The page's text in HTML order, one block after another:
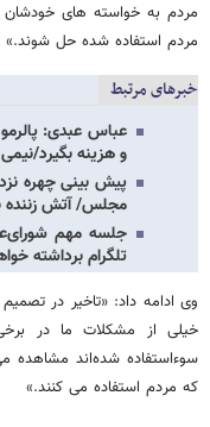
مردم به خواسته های
مردم استفاده شده حل شوند.»
خبرهای مرتبط
عباس عبدی:
و هزینه بگیرد/
پیش بینی چهره
مجلس/ آتش زننده
جلسه مهم
تلگرام برداشته
وی ادامه داد: «تاخیر در
خیلی از مشکلات ما در
سوءاستفاده شده‌اند
که مردم استفاده می کنند.»